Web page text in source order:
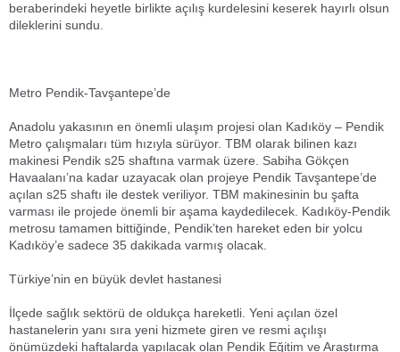
beraberindeki heyetle birlikte açılış kurdelesini keserek hayırlı olsun
dileklerini sundu.
Metro Pendik-Tavşantepe’de
Anadolu yakasının en önemli ulaşım projesi olan Kadıköy – Pendik
Metro çalışmaları tüm hızıyla sürüyor. TBM olarak bilinen kazı
makinesi Pendik s25 shaftına varmak üzere. Sabiha Gökçen
Havaalanı’na kadar uzayacak olan projeye Pendik Tavşantepe’de
açılan s25 shaftı ile destek veriliyor. TBM makinesinin bu şafta
varması ile projede önemli bir aşama kaydedilecek. Kadıköy-Pendik
metrosu tamamen bittiğinde, Pendik’ten hareket eden bir yolcu
Kadıköy’e sadece 35 dakikada varmış olacak.
Türkiye’nin en büyük devlet hastanesi
İlçede sağlık sektörü de oldukça hareketli. Yeni açılan özel
hastanelerin yanı sıra yeni hizmete giren ve resmi açılışı
önümüzdeki haftalarda yapılacak olan Pendik Eğitim ve Araştırma